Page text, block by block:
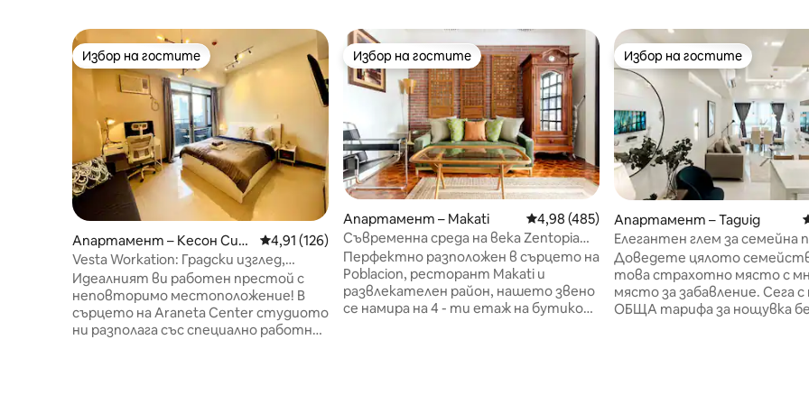
Избор на гостите
Избор на гостите
Апартамент – Кесон Сит
и
Средна оценка: 4,91 от 5, 126 отзива
4,91 (126)
Vesta Workation: Градски изглед,
400Mbps Wifi и балкон
Идеалният ви работен престой с
неповторимо местоположение! В
сърцето на Araneta Center студиото
ни разполага със специално работно
Избор на гостите
Избор на гостите
Апартамент – Makati Средна оценка: 4,98 от 5, 485 отзива
4,98 (485)
Съвременна среда на века Zentopia
SMEG
Перфектно разположен в сърцето на
Poblacion, ресторант Makati и
развлекателен район, нашето звено
се намира на 4 - ти етаж на бутикова
Избор на гостите
Избор на гостите
Апартамент – Taguig
Елегантен глем за семейна
безплатно паркиране
Доведете цялото
това страхотно място с
място за забавление. Сега
ОБЩА тарифа за нощувка